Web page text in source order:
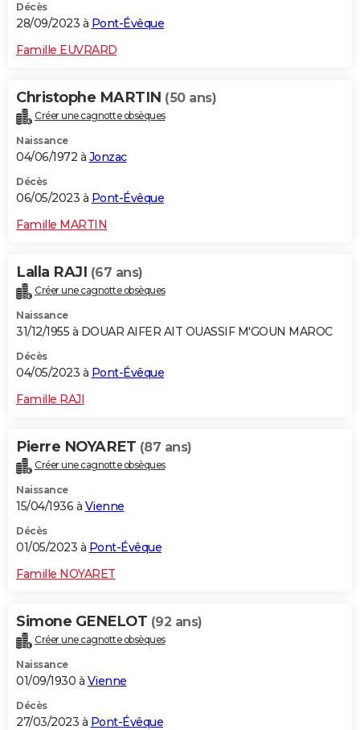
Décès
28/09/2023 à Pont-Évêque
Famille EUVRARD
Christophe MARTIN (50 ans)
Créer une cagnotte obsèques
Naissance
04/06/1972 à Jonzac
Décès
06/05/2023 à Pont-Évêque
Famille MARTIN
Lalla RAJI (67 ans)
Créer une cagnotte obsèques
Naissance
31/12/1955 à DOUAR AIFER AIT OUASSIF M'GOUN MAROC
Décès
04/05/2023 à Pont-Évêque
Famille RAJI
Pierre NOYARET (87 ans)
Créer une cagnotte obsèques
Naissance
15/04/1936 à Vienne
Décès
01/05/2023 à Pont-Évêque
Famille NOYARET
Simone GENELOT (92 ans)
Créer une cagnotte obsèques
Naissance
01/09/1930 à Vienne
Décès
27/03/2023 à Pont-Évêque